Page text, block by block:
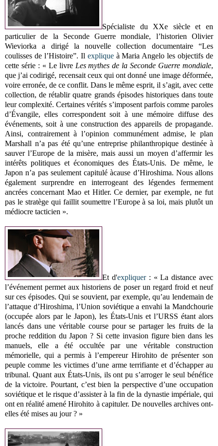
Spécialiste du XXe siècle et en
particulier de la Seconde Guerre mondiale, l’historien Olivier
Wieviorka a dirigé la nouvelle collection documentaire “Les
coulisses de l’Histoire”. Il expliqueà Maria Angelo les objectifs de
cette série : « Le livre Les mythes de la Seconde Guerre mondiale,
que j’ai codirigé, recensait ceux qui ont donné une image déformée,
voire erronée, de ce conflit. Dans le même esprit, il s’agit, avec cette
collection, de rétablir quatre grands épisodes historiques dans toute
leur complexité. Certaines vérités s’imposent parfois comme paroles
d’Évangile, elles correspondent soit à une mémoire diffuse des
événements, soit à une construction des appareils de propagande.
Ainsi, contrairement à l’opinion communément admise, le plan
Marshall n’a pas été qu’une entreprise philanthropique destinée à
sauver l’Europe de la misère, mais aussi un moyen d’affermir les
intérêts politiques et économiques des États-Unis. De même, le
Japon n’a pas seulement capitulé àcause d’Hiroshima. Nous allons
également surprendre en interrogeant des légendes fermement
ancrées concernant Mao et Hitler. Ce dernier, par exemple, ne fut
pas le stratège qui faillit soumettre l’Europe à sa loi, mais plutôt un
médiocre tacticien ».
Et d'expliquer: « La distance avec
l’événement permet aux historiens de poser un regard froid et neuf
sur ces épisodes. Qui se souvient, par exemple, qu’au lendemain de
l’attaque d’Hiroshima, l’Union soviétique a envahi la Mandchourie
(occupée alors par le Japon), les États-Unis et l’URSS étant alors
lancés dans une véritable course pour se partager les fruits de la
proche reddition du Japon ? Si cette invasion figure bien dans les
manuels, elle a été occultée par une véritable construction
mémorielle, qui a permis à l’empereur Hirohito de présenter son
peuple comme les victimes d’une arme terrifiante et d’échapper au
tribunal. Quant aux États-Unis, ils ont pu s’arroger le seul bénéfice
de la victoire. Pourtant, c’est bien la perspective d’une occupation
soviétique et le risque d’assister à la fin de la dynastie impériale, qui
ont en réalité amené Hirohito à capituler. De nouvelles archives ont-
elles été mises au jour ? »